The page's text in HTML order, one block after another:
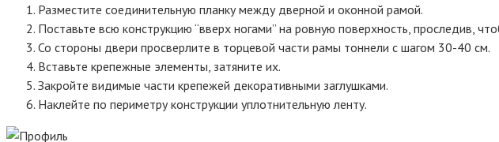
Разместите соединительную планку между дверной и оконной рамой.
Поставьте всю конструкцию “вверх ногами” на ровную поверхность, проследив,
Со стороны двери просверлите в торцевой части рамы тоннели с шагом 30-40 см.
Вставьте крепежные элементы, затяните их.
Закройте видимые части крепежей декоративными заглушками.
Наклейте по периметру конструкции уплотнительную ленту.